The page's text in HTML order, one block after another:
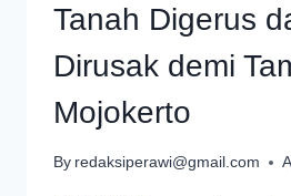
Tanah Digerus
Dirusak demi
Mojokerto
By redaksiperawi@gmail.com